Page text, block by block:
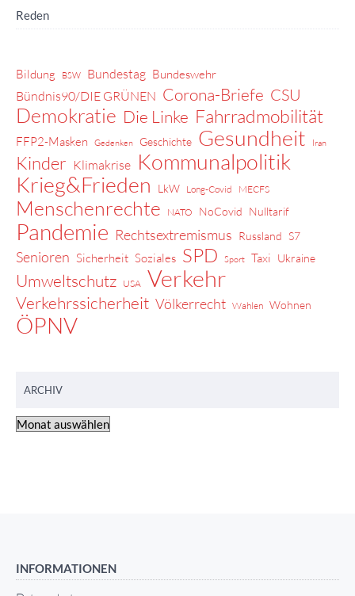
Reden
Bildung BSW Bundestag Bundeswehr
Bündnis90/DIE GRÜNEN Corona-Briefe CSU
Demokratie Die Linke Fahrradmobilität
FFP2-Masken Gedenken Geschichte Gesundheit Iran
Kinder Klimakrise Kommunalpolitik
Krieg&Frieden
LkW Long-Covid MECFS
Menschenrechte NATO NoCovid Nulltarif
Pandemie Rechtsextremismus Russland S7
Senioren Sicherheit Soziales SPD Sport Taxi Ukraine
Umweltschutz USA Verkehr
Verkehrssicherheit Völkerrecht Wahlen Wohnen
ÖPNV
ARCHIV
INFORMATIONEN